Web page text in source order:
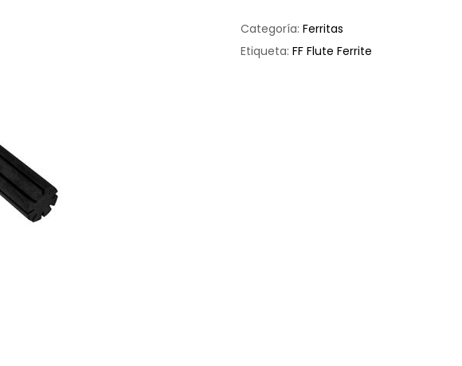
Categoría: Ferritas
Etiqueta: FF Flute Ferrite